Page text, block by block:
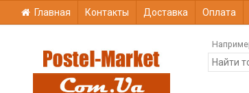
Главная Контакты Доставка Оплата